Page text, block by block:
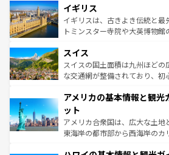
香り高いラベンダー畑など、多
らに、パリ以外の地域にも魅
も豊かな歴史と文化が息づいて
を参照してほしい。
顔を持つこの国は、どこを歩い
ルリンの文化的活気、バイエル
してライン川沿いのワイン畑と
は、お酒好きな人にはぜひ体験してほし
ドイツ情報はコンテンツ一覧を
イギリス
イギリスは、古きよき伝統と最
トミンスター寺院や大英博物館
リアごとに異なる魅力がある。
ティー、ビール好きにはたま
戦など、本場だからこそできる
ンツ一覧を参照してほしい。
スイス
スイスの国土面積は九州ほど
な交通網が整備されており、初
の建物がそのまま残る町や、ス
博物館もあり、アルプス観光だ
ことができる。国民の所得が高
者向けの交通パス提供のサービ
着のスイス情報はコンテンツ一
アメリカの基本情報と観光
ット
アメリカ合衆国は、広大な土地
東海岸の都市部から西海岸のカ